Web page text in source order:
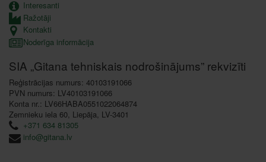
Interesanti
Ražotāji
Kontakti
Noderīga informācija
SIA „Gitana tehniskais nodrošinājums” rekvizīti
Reģistrācijas numurs: 40103191066
PVN numurs: LV40103191066
Konta nr.: LV66HABA0551022064874
Zemnieku iela 60, Liepāja, LV-3401
+371 634 81305
info@gitana.lv